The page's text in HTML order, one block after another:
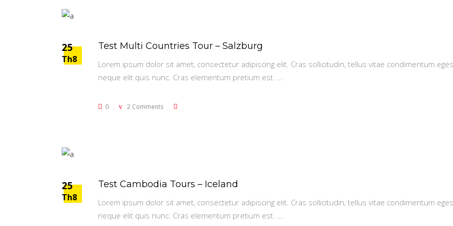
25
Th8
Test Multi Countries Tour – Salzburg
Lorem ipsum dolor sit amet, consectetur adipiscing elit. Cras sollicitudin, tellus vitae condimentum
neque elit quis nunc. Cras elementum pretium est.
0 2 Comments
25
Th8
Test Cambodia Tours – Iceland
Lorem ipsum dolor sit amet, consectetur adipiscing elit. Cras sollicitudin, tellus vitae condimentum
neque elit quis nunc. Cras elementum pretium est.